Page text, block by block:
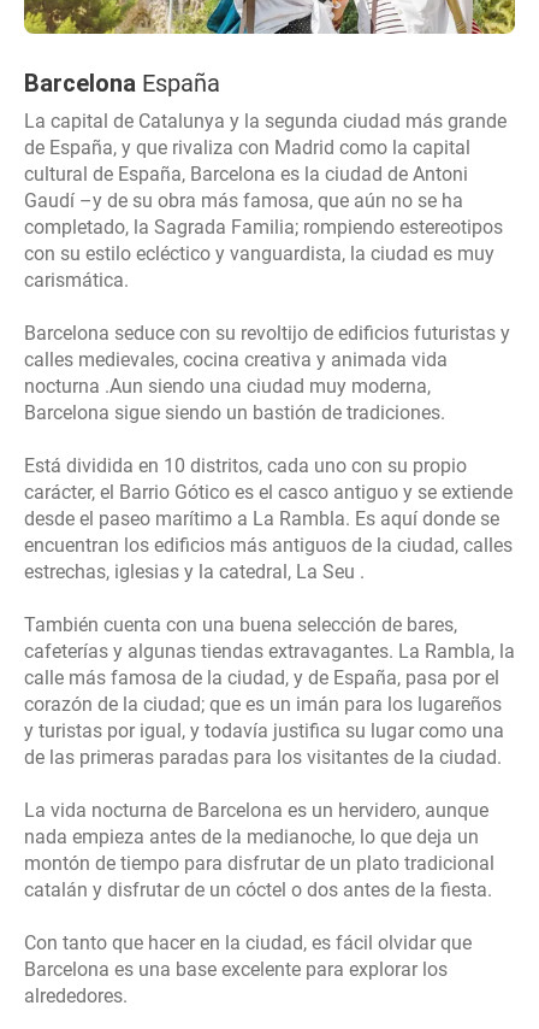
Barcelona España
La capital de Catalunya y la segunda ciudad más grande
de España, y que rivaliza con Madrid como la capital
cultural de España, Barcelona es la ciudad de Antoni
Gaudí –y de su obra más famosa, que aún no se ha
completado, la Sagrada Familia; rompiendo estereotipos
con su estilo ecléctico y vanguardista, la ciudad es muy
carismática.
Barcelona seduce con su revoltijo de edificios futuristas y
calles medievales, cocina creativa y animada vida
nocturna .Aun siendo una ciudad muy moderna,
Barcelona sigue siendo un bastión de tradiciones.
Está dividida en 10 distritos, cada uno con su propio
carácter, el Barrio Gótico es el casco antiguo y se extiende
desde el paseo marítimo a La Rambla. Es aquí donde se
encuentran los edificios más antiguos de la ciudad, calles
estrechas, iglesias y la catedral, La Seu .
También cuenta con una buena selección de bares,
cafeterías y algunas tiendas extravagantes. La Rambla, la
calle más famosa de la ciudad, y de España, pasa por el
corazón de la ciudad; que es un imán para los lugareños
y turistas por igual, y todavía justifica su lugar como una
de las primeras paradas para los visitantes de la ciudad.
La vida nocturna de Barcelona es un hervidero, aunque
nada empieza antes de la medianoche, lo que deja un
montón de tiempo para disfrutar de un plato tradicional
catalán y disfrutar de un cóctel o dos antes de la fiesta.
Con tanto que hacer en la ciudad, es fácil olvidar que
Barcelona es una base excelente para explorar los
alrededores.